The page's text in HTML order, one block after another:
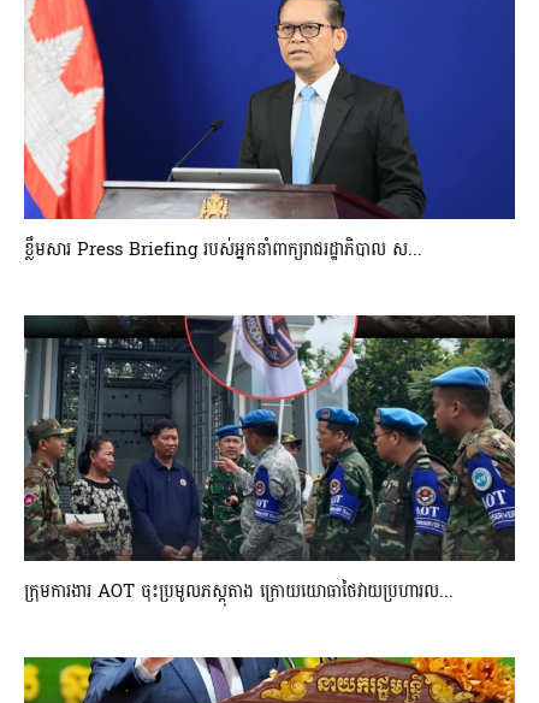
ខ្លឹមសារ Press Briefing របស់អ្នកនាំពាក្យរាជរដ្ឋាភិបាល ស...
ក្រុមការងារ AOT ចុះប្រមូលភស្តុតាង ក្រោយយោធាថៃវាយប្រហារល...